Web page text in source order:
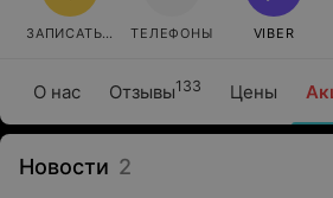
О нас Отзывы133 Цены
ЗАПИСАТЬСЯ ОНЛАЙН
ТЕЛЕФОНЫ VIBER
Новости 2